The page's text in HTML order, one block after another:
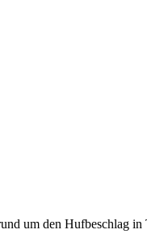
um den Hufbeschlag